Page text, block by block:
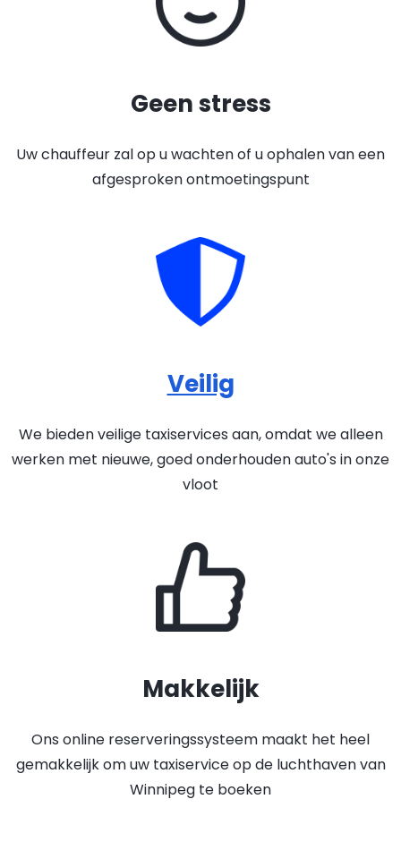
Geen stress
Uw chauffeur zal op u wachten of u ophalen van een
afgesproken ontmoetingspunt
Veilig
We bieden veilige taxiservices aan, omdat we alleen
werken met nieuwe, goed onderhouden auto's in onze
vloot
Makkelijk
Ons online reserveringssysteem maakt het heel
gemakkelijk om uw taxiservice op de luchthaven van
Winnipeg te boeken